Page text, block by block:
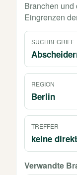
Branchen
Eingrenzen
SUCHBEGRIFF
REGION
Berlin
TREFFER
keine
Verwandte